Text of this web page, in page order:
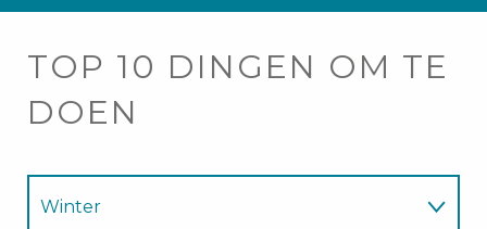
TOP 10 DINGEN OM TE
DOEN
Winter